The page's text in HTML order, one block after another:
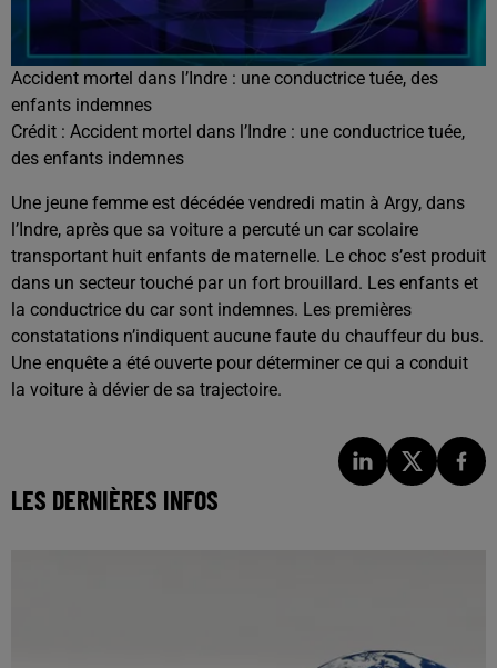
Accident mortel dans l’Indre : une conductrice tuée, des
enfants indemnes
Crédit : Accident mortel dans l’Indre : une conductrice tuée,
des enfants indemnes
Une jeune femme est décédée vendredi matin à Argy, dans
l’Indre, après que sa voiture a percuté un car scolaire
transportant huit enfants de maternelle. Le choc s’est produit
dans un secteur touché par un fort brouillard. Les enfants et
la conductrice du car sont indemnes. Les premières
constatations n’indiquent aucune faute du chauffeur du bus.
Une enquête a été ouverte pour déterminer ce qui a conduit
la voiture à dévier de sa trajectoire.
LES DERNIÈRES INFOS